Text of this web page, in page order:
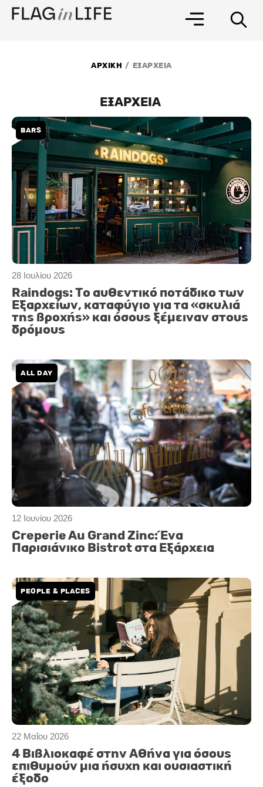
Μετάβαση
στο
ΑΡΧΙΚΗ / ΕΞΑΡΧΕΙΑ
ΕΞΑΡΧΕΙΑ
28 Ιουλίου 2026
BARS
Raindogs: Το αυθεντικό ποτάδικο των
Εξαρχείων, καταφύγιο για τα «σκυλιά
της βροχής» και όσους ξέμειναν στους
δρόμους
12 Ιουνίου 2026
ALL DAY
Creperie Au Grand Zinc: Ένα
Παρισιάνικο Βistrot στα Εξάρχεια
22 Μαΐου 2026
PEOPLE & PLACES
4 Βιβλιοκαφέ στην Αθήνα για όσους
επιθυμούν μια ήσυχη και ουσιαστική
έξοδο